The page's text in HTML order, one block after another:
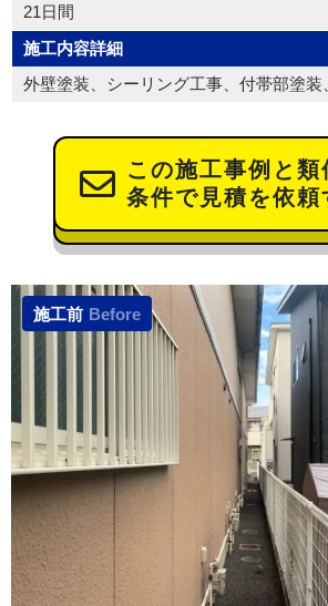
21日間
施工内容詳細
外壁塗装、シーリング工事、付帯部塗装
この施工事例と類
条件で見積を依頼
施工前 Before